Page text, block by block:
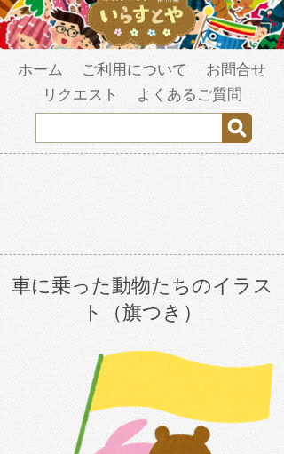
ホーム ご利用について
お問合せ
リクエスト
よくあるご質問
車に乗った動物たちのイラス
ト（旗つき）